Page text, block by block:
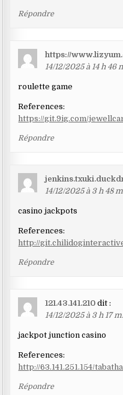
Répondre
https://
14/12/2025 à 14 h 46
roulette game
References:
https://git.9ig.com/
Répondre
14/12/2025 à 3 h 48
casino jackpots
References:
http://
Répondre
121.43.141.210 dit :
14/12/2025 à 3 h 17
jackpot junction casino
References:
http://63.141.251.154/
Répondre